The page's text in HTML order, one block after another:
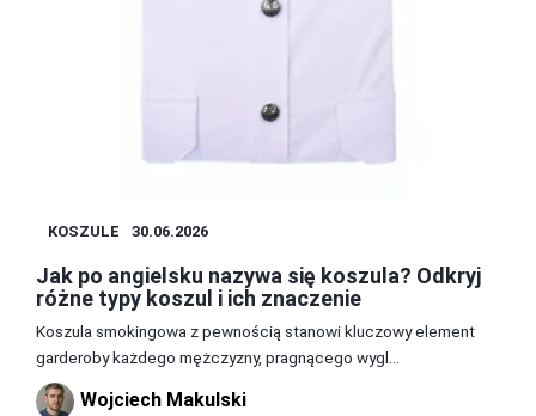
KOSZULE 30.06.2026
Jak po angielsku nazywa się koszula? Odkryj
różne typy koszul i ich znaczenie
Koszula smokingowa z pewnością stanowi kluczowy element
garderoby każdego mężczyzny, pragnącego wygl...
Wojciech Makulski